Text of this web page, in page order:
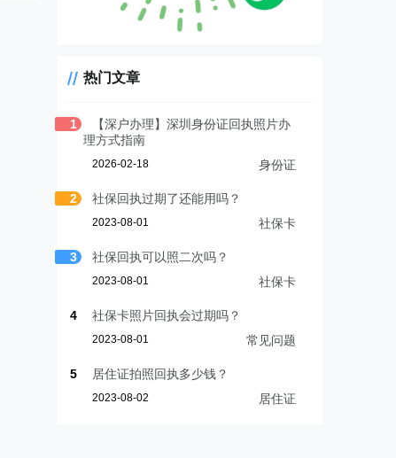
热门文章
1
【深户办理】深圳身份证回执照片办
理方式指南
2026-02-18 身份证
2 社保回执过期了还能用吗？
2023-08-01 社保卡
3 社保回执可以照二次吗？
2023-08-01 社保卡
4 社保卡照片回执会过期吗？
2023-08-01 常见问题
5 居住证拍照回执多少钱？
2023-08-02 居住证